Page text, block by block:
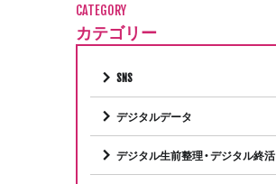
CATEGORY
カテゴリー
SNS
デジタルデータ
デジタル生前整理・デジタル終活